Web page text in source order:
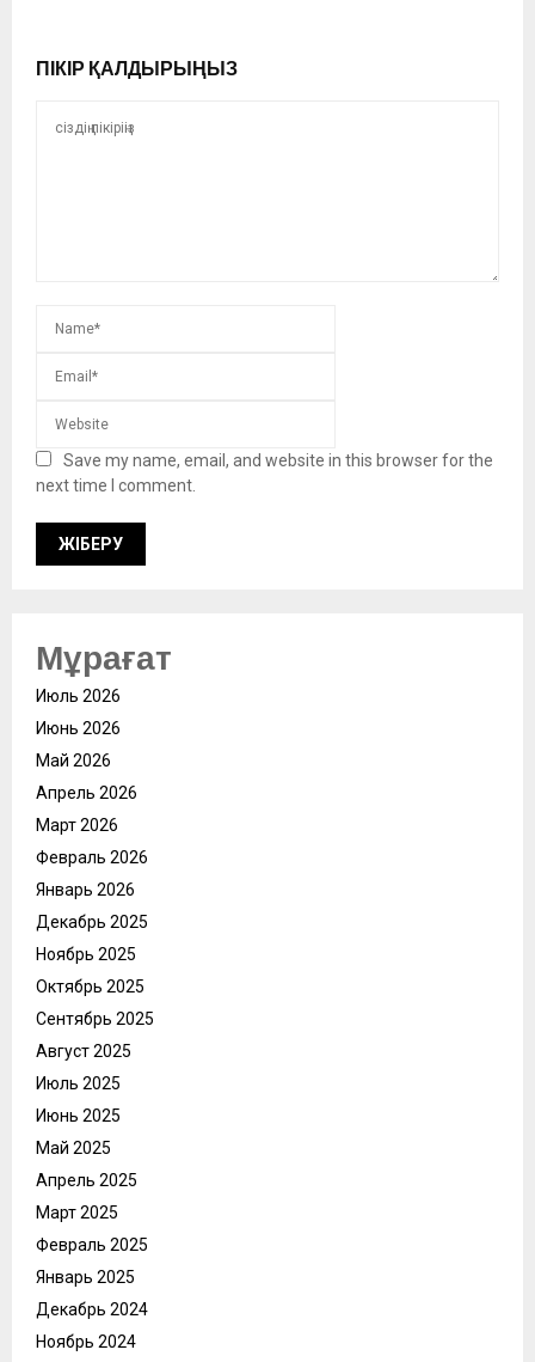
ПІКІР ҚАЛДЫРЫҢЫЗ
Save my name, email, and website in this browser for the
next time I comment.
Мұрағат
Июль 2026
Июнь 2026
Май 2026
Апрель 2026
Март 2026
Февраль 2026
Январь 2026
Декабрь 2025
Ноябрь 2025
Октябрь 2025
Сентябрь 2025
Август 2025
Июль 2025
Июнь 2025
Май 2025
Апрель 2025
Март 2025
Февраль 2025
Январь 2025
Декабрь 2024
Ноябрь 2024